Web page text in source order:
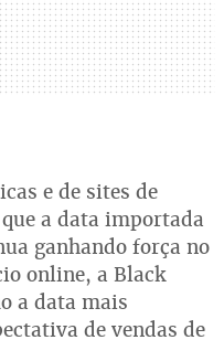
e de sites de
a data importada
ganhando força no
online, a Black
a data mais
de vendas de